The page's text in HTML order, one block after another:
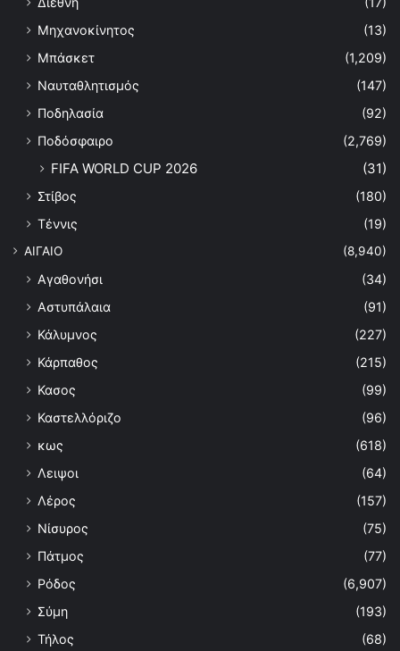
Μηχανοκίνητος
(13)
Μπάσκετ
(1,209)
Ναυταθλητισμός
(147)
Ποδηλασία
(92)
Ποδόσφαιρο
(2,769)
FIFA WORLD CUP 2026 (31)
Στίβος
(180)
Τέννις
(19)
ΑΙΓΑΙΟ (8,940)
Αγαθονήσι
(34)
Αστυπάλαια
(91)
Κάλυμνος
(227)
Κάρπαθος
(215)
Κασος
(99)
Καστελλόριζο
(96)
κως
(618)
Λειψοι
(64)
Λέρος
(157)
Νίσυρος
(75)
Πάτμος
(77)
Ρόδος
(6,907)
Σύμη
(193)
Τήλος
(68)